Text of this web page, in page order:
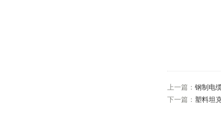
上一篇： 钢制电
下一篇： 塑料坦